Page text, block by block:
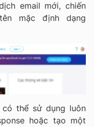
email mới, chiến
mặc định dạng
có thể sử dụng luôn
hoặc tạo một